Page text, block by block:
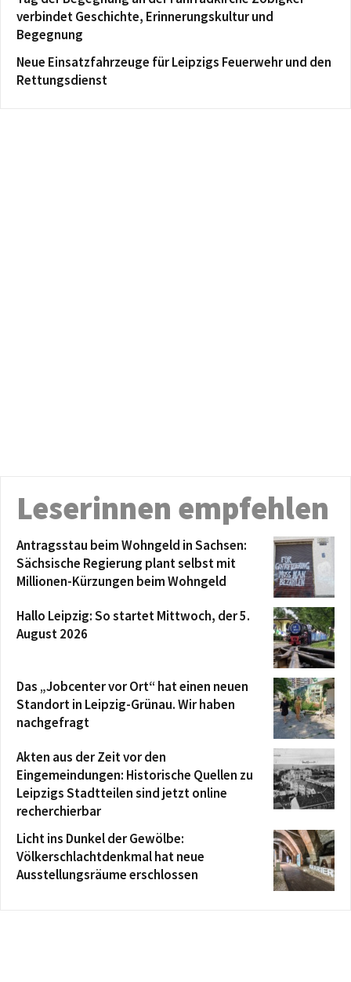
verbindet Geschichte, Erinnerungskultur und
Begegnung
Neue Einsatzfahrzeuge für Leipzigs Feuerwehr und den
Rettungsdienst
Leserinnen empfehlen
Antragsstau beim Wohngeld in Sachsen:
Sächsische Regierung plant selbst mit
Millionen-Kürzungen beim Wohngeld
Hallo Leipzig: So startet Mittwoch, der 5.
August 2026
Das „Jobcenter vor Ort“ hat einen neuen
Standort in Leipzig-Grünau. Wir haben
nachgefragt
Akten aus der Zeit vor den
Eingemeindungen: Historische Quellen zu
Leipzigs Stadtteilen sind jetzt online
recherchierbar
Licht ins Dunkel der Gewölbe:
Völkerschlachtdenkmal hat neue
Ausstellungsräume erschlossen